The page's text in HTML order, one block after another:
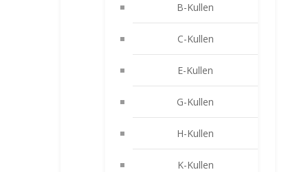
B-Kullen
C-Kullen
E-Kullen
G-Kullen
H-Kullen
K-Kullen